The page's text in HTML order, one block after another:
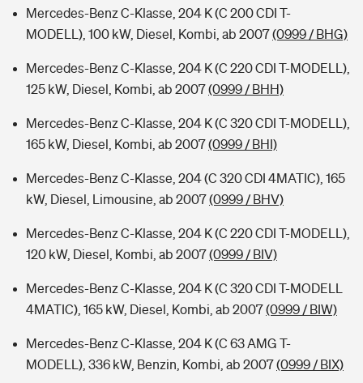
Mercedes-Benz C-Klasse, 204 K (C 200 CDI T-
MODELL), 100 kW, Diesel, Kombi, ab 2007(0999 / BHG)
Mercedes-Benz C-Klasse, 204 K (C 220 CDI T-MODELL),
125 kW, Diesel, Kombi, ab 2007(0999 / BHH)
Mercedes-Benz C-Klasse, 204 K (C 320 CDI T-MODELL),
165 kW, Diesel, Kombi, ab 2007(0999 / BHI)
Mercedes-Benz C-Klasse, 204 (C 320 CDI 4MATIC), 165
kW, Diesel, Limousine, ab 2007(0999 / BHV)
Mercedes-Benz C-Klasse, 204 K (C 220 CDI T-MODELL),
120 kW, Diesel, Kombi, ab 2007(0999 / BIV)
Mercedes-Benz C-Klasse, 204 K (C 320 CDI T-MODELL
4MATIC), 165 kW, Diesel, Kombi, ab 2007(0999 / BIW)
Mercedes-Benz C-Klasse, 204 K (C 63 AMG T-
MODELL), 336 kW, Benzin, Kombi, ab 2007(0999 / BIX)